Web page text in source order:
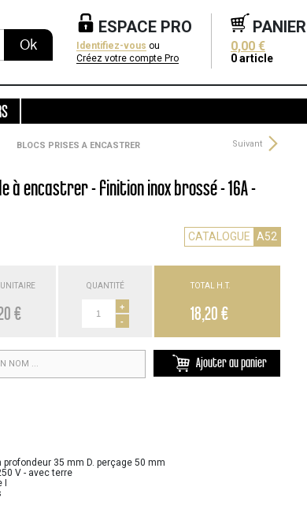
Ok
ESPACE PRO
Identifiez-vous ou
Créez votre compte Pro
PANIER
0,00 €
0article
BLOCS PRISES A ENCASTRER Suivant
à encastrer - finition inox brossé - 16A -
CATALOGUE A52
UNITAIRE
€
QUANTITÉ
+
-
TOTAL H.T.
18,20 €
Ajouter au panier
35 mm D. perçage 50 mm
V - avec terre
I